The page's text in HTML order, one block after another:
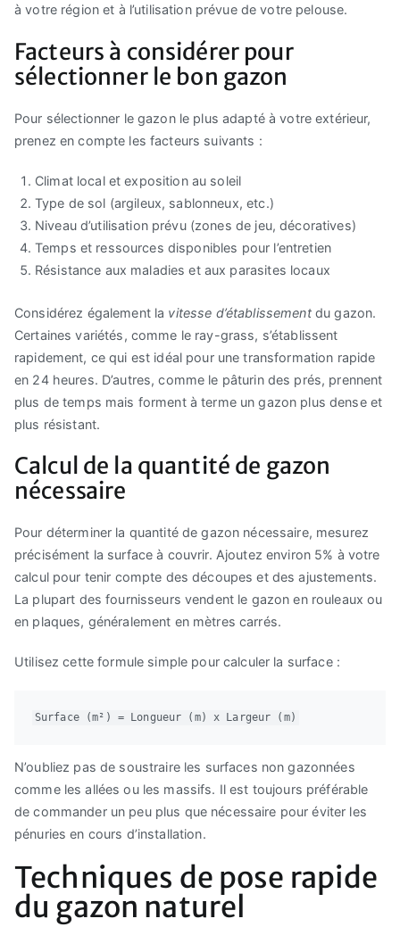
à votre région et à l’utilisation prévue de votre pelouse.
Facteurs à considérer pour
sélectionner le bon gazon
Pour sélectionner le gazon le plus adapté à votre extérieur,
prenez en compte les facteurs suivants :
Climat local et exposition au soleil
Type de sol (argileux, sablonneux, etc.)
Niveau d’utilisation prévu (zones de jeu, décoratives)
Temps et ressources disponibles pour l’entretien
Résistance aux maladies et aux parasites locaux
Considérez également la vitesse d’établissement du gazon.
Certaines variétés, comme le ray-grass, s’établissent
rapidement, ce qui est idéal pour une transformation rapide
en 24 heures. D’autres, comme le pâturin des prés, prennent
plus de temps mais forment à terme un gazon plus dense et
plus résistant.
Calcul de la quantité de gazon
nécessaire
Pour déterminer la quantité de gazon nécessaire, mesurez
précisément la surface à couvrir. Ajoutez environ 5% à votre
calcul pour tenir compte des découpes et des ajustements.
La plupart des fournisseurs vendent le gazon en rouleaux ou
en plaques, généralement en mètres carrés.
Utilisez cette formule simple pour calculer la surface :
Surface (m²) = Longueur (m) x Largeur (m)
N’oubliez pas de soustraire les surfaces non gazonnées
comme les allées ou les massifs. Il est toujours préférable
de commander un peu plus que nécessaire pour éviter les
pénuries en cours d’installation.
Techniques de pose rapide
du gazon naturel